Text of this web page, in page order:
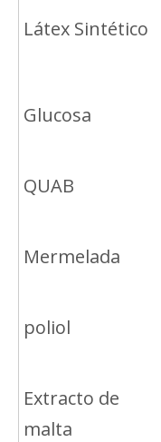
Látex Sintético
Glucosa
QUAB
Mermelada
poliol
Extracto de
malta